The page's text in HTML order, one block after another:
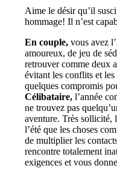
Aime le désir qu’il
hommage! Il n’est
En couple, vous avez
amoureux, de jeu de
retrouver comme deux
évitant les conflits et
quelques compromis
Célibataire, l’année
ne trouvez pas
aventure. Très sollicité,
l’été que les choses
de multiplier les
rencontre totalement
exigences et vous